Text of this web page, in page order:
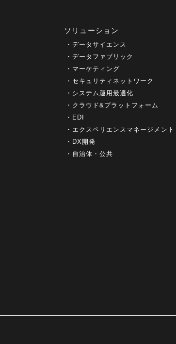
ソリューション
データサイエンス
データファブリック
マーケティング
セキュリティネットワーク
システム運用最適化
クラウド&プラットフォーム
EDI
エクスペリエンスマネージメント
DX開発
自治体・公共